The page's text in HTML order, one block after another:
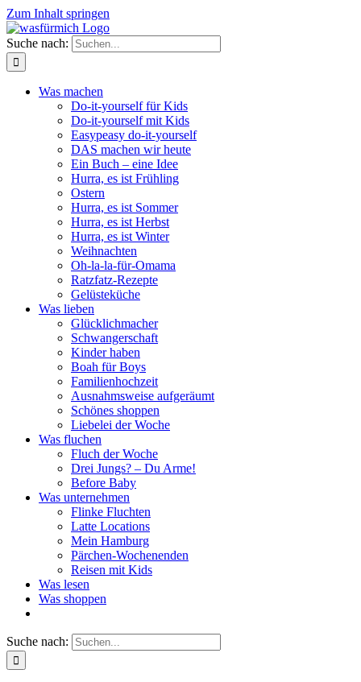
Zum Inhalt springen
Suche nach:
Was machen
Do-it-yourself für Kids
Do-it-yourself mit Kids
Easypeasy do-it-yourself
DAS machen wir heute
Ein Buch – eine Idee
Hurra, es ist Frühling
Ostern
Hurra, es ist Sommer
Hurra, es ist Herbst
Hurra, es ist Winter
Weihnachten
Oh-la-la-für-Omama
Ratzfatz-Rezepte
Gelüsteküche
Was lieben
Glücklichmacher
Schwangerschaft
Kinder haben
Boah für Boys
Familienhochzeit
Ausnahmsweise aufgeräumt
Schönes shoppen
Liebelei der Woche
Was fluchen
Fluch der Woche
Drei Jungs? – Du Arme!
Before Baby
Was unternehmen
Flinke Fluchten
Latte Locations
Mein Hamburg
Pärchen-Wochenenden
Reisen mit Kids
Was lesen
Was shoppen
Suche nach: